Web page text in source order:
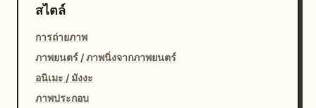
สไตล์
การถ่ายภาพ
ภาพยนตร์ / ภาพนิ่งจากภาพยนตร์
อนิเมะ / มังงะ
ภาพประกอบ